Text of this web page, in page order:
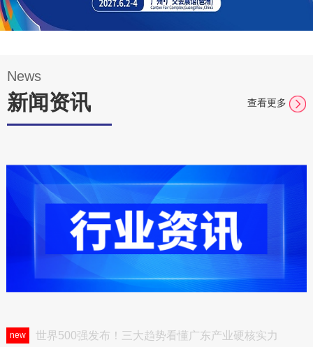
News
新闻资讯 查看更多
new 世界500强发布！三大趋势看懂广东产业硬核实力
等，一
次性满
需求。
与，全
球领先